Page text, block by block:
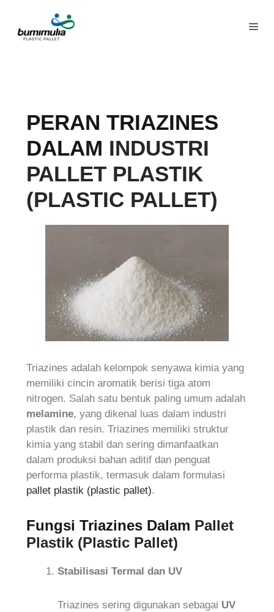
PERAN TRIAZINES
DALAM INDUSTRI
PALLET PLASTIK
(PLASTIC PALLET)
Triazines adalah kelompok senyawa kimia yang
memiliki cincin aromatik berisi tiga atom
nitrogen. Salah satu bentuk paling umum adalah
melamine, yang dikenal luas dalam industri
plastik dan resin. Triazines memiliki struktur
kimia yang stabil dan sering dimanfaatkan
dalam produksi bahan aditif dan penguat
performa plastik, termasuk dalam formulasi
pallet plastik (plastic pallet).
Fungsi Triazines Dalam Pallet
Plastik (Plastic Pallet)
Stabilisasi Termal dan UV
Triazines sering digunakan sebagai UV